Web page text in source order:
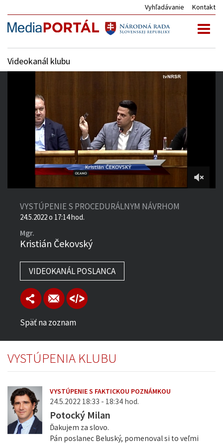
Vyhľadávanie Kontakt
Videokanál klubu
7:39:16
VYSTÚPENIE S PROCEDURÁLNYM NÁVRHOM
24.5.2022 o 17:14 hod.
Mgr.
Kristián Čekovský
VIDEOKANÁL POSLANCA
Späť na zoznam
VYSTÚPENIA KLUBU
VYSTÚPENIE S FAKTICKOU POZNÁMKOU
24.5.2022 18:33 - 18:34 hod.
Potocký Milan
Ďakujem za slovo.
Pán poslanec Beluský, pomenoval si to veľmi